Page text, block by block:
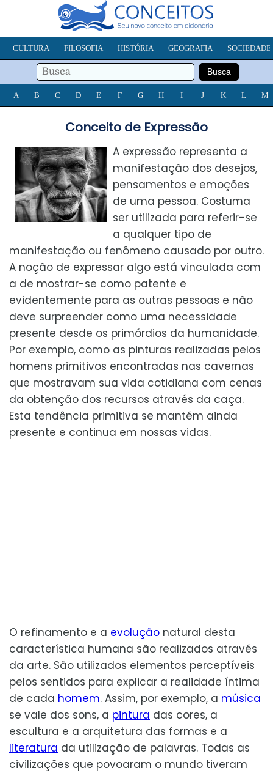
CULTURA FILOSOFIA HISTÓRIA GEOGRAFIA SOCIEDADE
A B C D E F G H I J K L M
Conceito de Expressão
A expressão representa a
manifestação dos desejos,
pensamentos e emoções
de uma pessoa. Costuma
ser utilizada para referir-se
a qualquer tipo de
manifestação ou fenômeno causado por outro.
A noção de expressar algo está vinculada com
a de mostrar-se como patente e
evidentemente para as outras pessoas e não
deve surpreender como uma necessidade
presente desde os primórdios da humanidade.
Por exemplo, como as pinturas realizadas pelos
homens primitivos encontradas nas cavernas
que mostravam sua vida cotidiana com cenas
da obtenção dos recursos através da caça.
Esta tendência primitiva se mantém ainda
presente e continua em nossas vidas.
O refinamento e a evolução natural desta
característica humana são realizados através
da arte. São utilizados elementos perceptíveis
pelos sentidos para explicar a realidade íntima
de cada homem. Assim, por exemplo, a música
se vale dos sons, a pintura das cores, a
escultura e a arquitetura das formas e a
literatura da utilização de palavras. Todas as
civilizações que povoaram o mundo tiveram